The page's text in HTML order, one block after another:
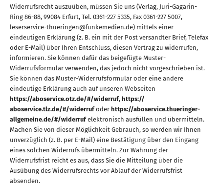
Widerrufsrecht auszuüben, müssen Sie uns (Verlag, Juri-Gagarin-
Ring 86-88, 99084 Erfurt, Tel. 0361-227 5335, Fax 0361-227 5007,
leserservice-thueringen@funkemedien.de) mittels einer
eindeutigen Erklärung (z. B. ein mit der Post versandter Brief, Telefax
oder E-Mail) über Ihren Entschluss, diesen Vertrag zu widerrufen,
informieren. Sie können dafür das beigefügte Muster-
Widerrufsformular verwenden, das jedoch nicht vorgeschrieben ist.
Sie können das Muster-Widerrufsformular oder eine andere
eindeutige Erklärung auch auf unseren Webseiten
https://aboservice.otz.de/#/widerruf, https://
aboservice.tlz.de/#/widerrufoder https://aboservice.thueringer-
allgemeine.de/#/widerrufelektronisch ausfüllen und übermitteln.
Machen Sie von dieser Möglichkeit Gebrauch, so werden wir Ihnen
unverzüglich (z. B. per E-Mail) eine Bestätigung über den Eingang
eines solchen Widerrufs übermitteln. Zur Wahrung der
Widerrufsfrist reicht es aus, dass Sie die Mitteilung über die
Ausübung des Widerrufsrechts vor Ablauf der Widerrufsfrist
absenden.